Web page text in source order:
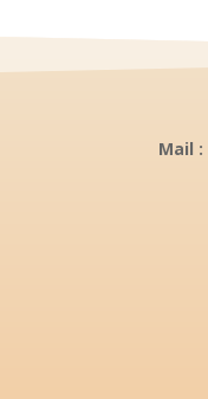
Mail :